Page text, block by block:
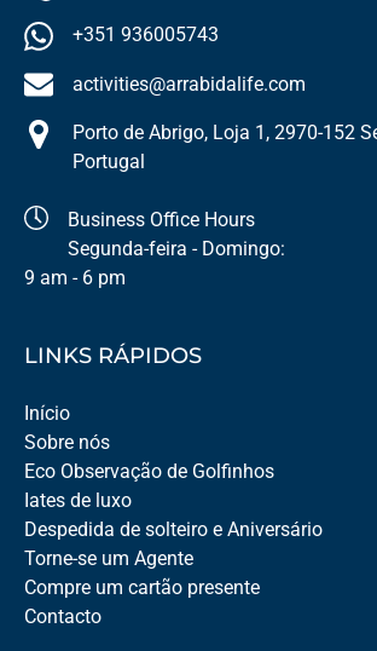
+351 936005743
activities@arrabidalife.com
Porto de Abrigo, Loja 1, 2970-152
Portugal
Business Office Hours
Segunda-feira - Domingo:
9 am - 6 pm
LINKS RÁPIDOS
Início
Sobre nós
Eco Observação de Golfinhos
Iates de luxo
Despedida de solteiro e Aniversário
Torne-se um Agente
Compre um cartão presente
Contacto